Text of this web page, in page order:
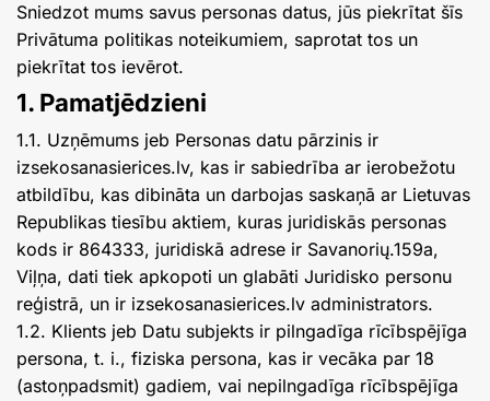
Sniedzot mums savus personas datus, jūs piekrītat šīs
Privātuma politikas noteikumiem, saprotat tos un
piekrītat tos ievērot.
1. Pamatjēdzieni
1.1. Uzņēmums jeb Personas datu pārzinis ir
izsekosanasierices.lv, kas ir sabiedrība ar ierobežotu
atbildību, kas dibināta un darbojas saskaņā ar Lietuvas
Republikas tiesību aktiem, kuras juridiskās personas
kods ir 864333, juridiskā adrese ir Savanorių.159a,
Viļņa, dati tiek apkopoti un glabāti Juridisko personu
reģistrā, un ir izsekosanasierices.lv administrators.
1.2. Klients jeb Datu subjekts ir pilngadīga rīcībspējīga
persona, t. i., fiziska persona, kas ir vecāka par 18
(astoņpadsmit) gadiem, vai nepilngadīga rīcībspējīga